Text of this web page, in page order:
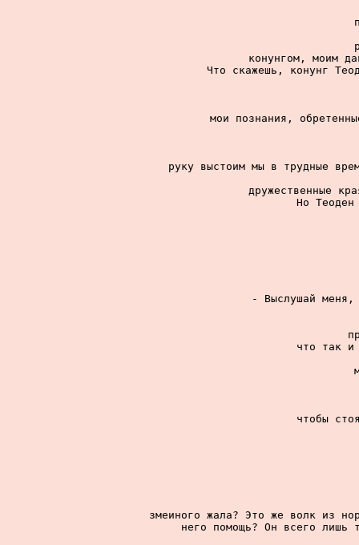
конунгом, моим
Что скажешь, конунг
мои познания,
руку выстоим мы в трудные
дружественные
Но
- Выслушай
что так и
чтобы
змеиного жала? Это же волк из
него помощь? Он всего лишь